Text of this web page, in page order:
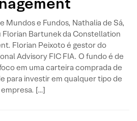
Mundos e Fundos, Nathalia de Sá,
Florian Bartunek da Constellation
Florian Peixoto é gestor do
Advisory FIC FIA. O fundo é de
em uma carteira comprada de
para investir em qualquer tipo de
empresa. […]